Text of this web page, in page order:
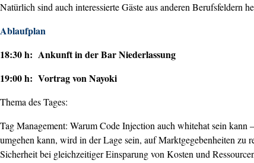
Natürlich sind auch interessierte Gäste aus anderen
Ablaufplan
18:30 h: Ankunft in der Bar Niederlassung
19:00 h: Vortrag von Nayoki
Thema des Tages:
Tag Management: Warum Code Injection auch whitehat sein
umgehen kann, wird in der Lage sein, auf Marktgegebenheiten zu
Sicherheit bei gleichzeitiger Einsparung von Kosten und